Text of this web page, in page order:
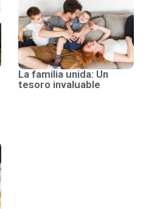
La familia unida: Un
tesoro invaluable